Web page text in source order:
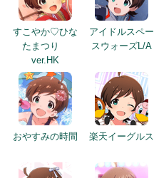
すこやか♡ひな
たまつり
ver.HK
アイドルスペー
スウォーズL/A
おやすみの時間 楽天イーグルス